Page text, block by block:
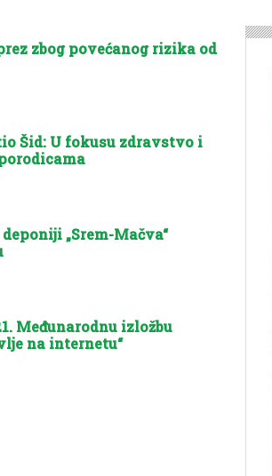
zbog povećanog rizika od
Šid: U fokusu zdravstvo i
„Srem-Mačva“
Međunarodnu izložbu
na internetu“